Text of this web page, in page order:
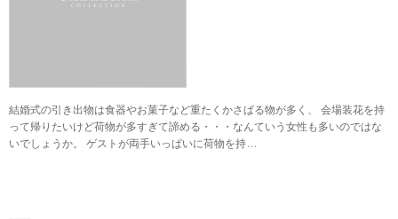
結婚式の引き出物は食器やお菓子など重たくかさばる物が多く、 会場装花を持
って帰りたいけど荷物が多すぎて諦める・・・なんていう女性も多いのではな
いでしょうか。 ゲストが両手いっぱいに荷物を持…